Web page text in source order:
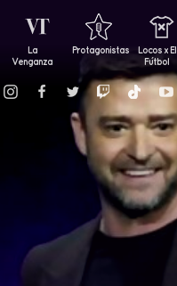
La
Venganza
Protagonistas
Locos x El
Fútbol